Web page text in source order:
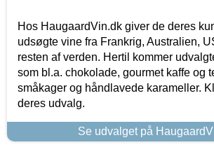
Hos HaugaardVin.dk giver de deres
udsøgte vine fra Frankrig, Australien,
resten af verden. Hertil kommer
som bl.a. chokolade, gourmet kaffe og
småkager og håndlavede karameller.
deres udvalg.
Se udvalget på